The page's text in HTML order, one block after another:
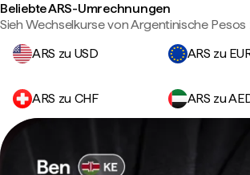
Beliebte ARS-Umrechnungen
Sieh Wechselkurse von Argentinische
ARS zu USD
ARS zu
ARS zu CHF ARS zu